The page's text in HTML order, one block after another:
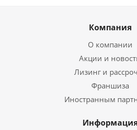
Компания
О компании
Акции и
Лизинг и
Франшиза
Иностранным